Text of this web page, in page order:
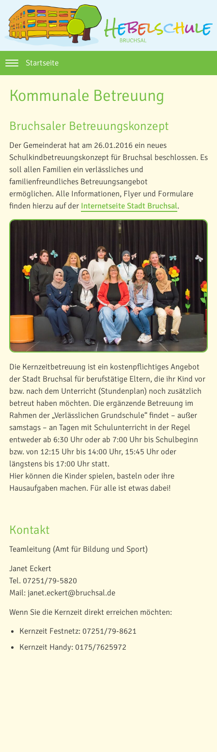
Startseite
Kommunale Betreuung
Bruchsaler Betreuungskonzept
Der Gemeinderat hat am 26.01.2016 ein neues
Schulkindbetreuungskonzept für Bruchsal beschlossen. Es
soll allen Familien ein verlässliches und
familienfreundliches Betreuungsangebot
ermöglichen. Alle Informationen, Flyer und Formulare
finden hierzu auf der Internetseite Stadt Bruchsal.
Die Kernzeitbetreuung ist ein kostenpflichtiges Angebot
der Stadt Bruchsal für berufstätige Eltern, die ihr Kind vor
bzw. nach dem Unterricht (Stundenplan) noch zusätzlich
betreut haben möchten. Die ergänzende Betreuung im
Rahmen der „Verlässlichen Grundschule“ findet – außer
samstags – an Tagen mit Schulunterricht in der Regel
entweder ab 6:30 Uhr oder ab 7:00 Uhr bis Schulbeginn
bzw. von 12:15 Uhr bis 14:00 Uhr, 15:45 Uhr oder
längstens bis 17:00 Uhr statt.
Hier können die Kinder spielen, basteln oder ihre
Hausaufgaben machen. Für alle ist etwas dabei!
Kontakt
Teamleitung (Amt für Bildung und Sport)
Janet Eckert
Tel. 07251/79-5820
Mail: janet.eckert@bruchsal.de
Wenn Sie die Kernzeit direkt erreichen möchten:
Kernzeit Festnetz: 07251/79-8621
Kernzeit Handy: 0175/7625972